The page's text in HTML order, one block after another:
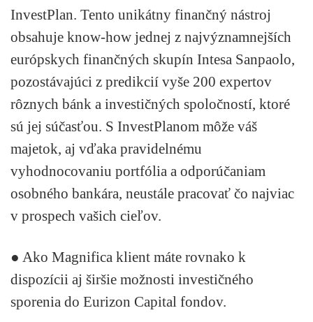
InvestPlan. Tento unikátny finančný nástroj
obsahuje know-how jednej z najvýznamnejších
európskych finančných skupín Intesa Sanpaolo,
pozostávajúci z predikcií vyše 200 expertov
rôznych bánk a investičných spoločností, ktoré
sú jej súčasťou. S InvestPlanom môže váš
majetok, aj vďaka pravidelnému
vyhodnocovaniu portfólia a odporúčaniam
osobného bankára, neustále pracovať čo najviac
v prospech vašich cieľov.
● Ako Magnifica klient máte rovnako k
dispozícii aj širšie možnosti investičného
sporenia do Eurizon Capital fondov.